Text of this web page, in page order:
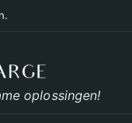
oplossingen!